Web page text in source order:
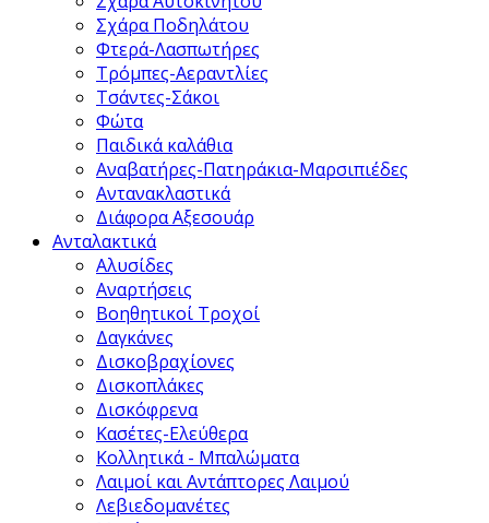
Σχάρα Ποδηλάτου
Φτερά-Λασπωτήρες
Τρόμπες-Αεραντλίες
Τσάντες-Σάκοι
Φώτα
Παιδικά καλάθια
Αναβατήρες-Πατηράκια-Μαρσιπιέδες
Αντανακλαστικά
Διάφορα Αξεσουάρ
Ανταλακτικά
Αλυσίδες
Αναρτήσεις
Βοηθητικοί Τροχοί
Δαγκάνες
Δισκοβραχίονες
Δισκοπλάκες
Δισκόφρενα
Κασέτες-Ελεύθερα
Κολλητικά - Μπαλώματα
Λαιμοί και Αντάπτορες Λαιμού
Λεβιεδομανέτες